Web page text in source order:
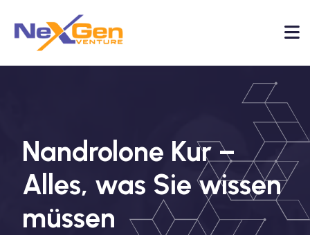
Nandrolone Kur –
Alles, was Sie wissen
müssen